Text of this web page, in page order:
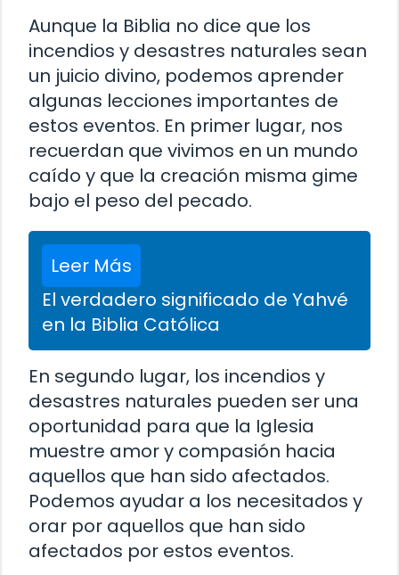
Aunque la Biblia no dice que los
incendios y desastres naturales sean
un juicio divino, podemos aprender
algunas lecciones importantes de
estos eventos. En primer lugar, nos
recuerdan que vivimos en un mundo
caído y que la creación misma gime
bajo el peso del pecado.
Leer Más
El verdadero significado de Yahvé
en la Biblia Católica
En segundo lugar, los incendios y
desastres naturales pueden ser una
oportunidad para que la Iglesia
muestre amor y compasión hacia
aquellos que han sido afectados.
Podemos ayudar a los necesitados y
orar por aquellos que han sido
afectados por estos eventos.